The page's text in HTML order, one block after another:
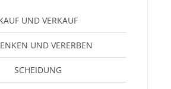
UND VERKAUF
UND VERERBEN
SCHEIDUNG